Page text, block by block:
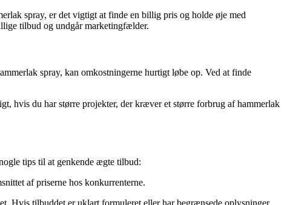
spray, er det vigtigt at finde en billig pris og holde øje med
tilbud og undgår marketingfælder.
spray, kan omkostningerne hurtigt løbe op. Ved at finde
hvis du har større projekter, der kræver et større forbrug af hammerlak
tips til at genkende ægte tilbud:
af priserne hos konkurrenterne.
Hvis tilbuddet er uklart formuleret eller har begrænsede oplysninger,